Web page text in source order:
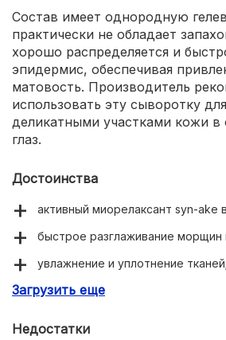
Состав имеет однородную
практически не обладает
хорошо распределяется и
эпидермис, обеспечивая
матовость. Производитель
использовать эту сыворотку
деликатными участками кожи в
глаз.
Достоинства
активный миорелаксант syn-ake
быстрое разглаживание морщин
увлажнение и уплотнение тканей;
однородная гелевая текстура;
Загрузить еще
Недостатки